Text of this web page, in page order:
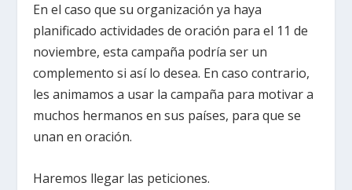
En el caso que su organización ya haya
planificado actividades de oración para el 11 de
noviembre, esta campaña podría ser un
complemento si así lo desea. En caso contrario,
les animamos a usar la campaña para motivar a
muchos hermanos en sus países, para que se
unan en oración.
Haremos llegar las peticiones.